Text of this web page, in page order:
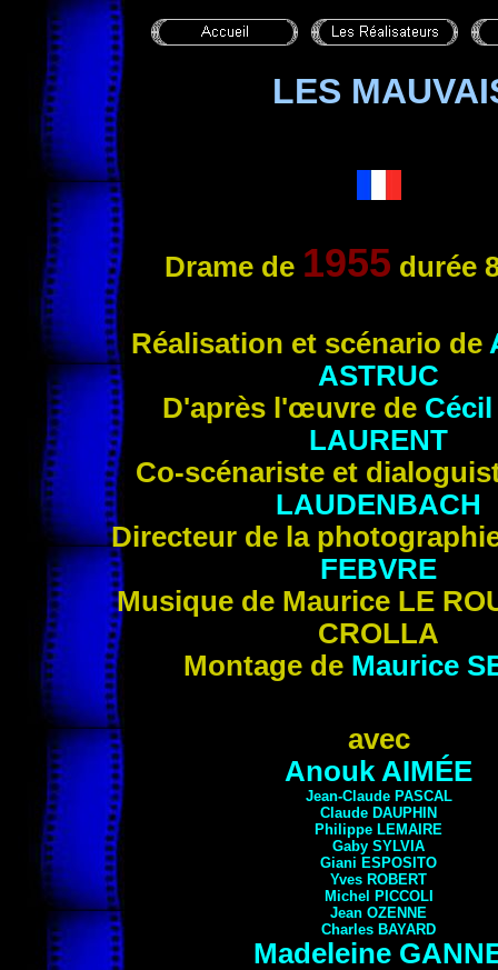
LES
Drame de 1955 durée
Réalisation et scénario de
ASTRUC
D'après l'œuvre de Cécil
LAURENT
Co-scénariste et
LAUDENBACH
Directeur de la
FEBVRE
Musique de Maurice LE
CROLLA
Montage de Maurice
avec
Anouk AIMÉE
Jean-Claude PASCAL
Claude DAUPHIN
Philippe LEMAIRE
Gaby SYLVIA
Giani ESPOSITO
Yves ROBERT
Michel PICCOLI
Jean OZENNE
Charles BAYARD
Madeleine